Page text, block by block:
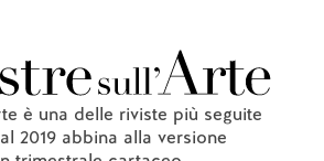
è una delle riviste più seguite
2019 abbina alla versione